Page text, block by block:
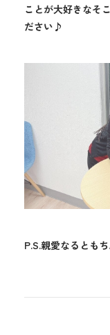
ことが大好きなそ
ださい♪
P.S.親愛なるとも